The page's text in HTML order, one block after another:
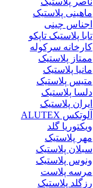
ماهینی پلاستیک
اجناس چینی
تابا پلاستیک تاپکو
کارخانه سرکوله
ممتاز پلاستیک
مانیا پلاستیک
متیس پلاستیک
دلسا پلاستیک
ایران پلاستیک
آلوتکس ALUTEX
ویکتوریا گلد
مهر پلاستیک
سبلان پلاستیک
ونوس پلاستیک
مرسه پلاست
رزگلد پلاستیک